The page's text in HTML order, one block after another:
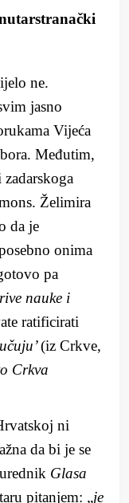
ne.
jasno
Vijeća
Međutim,
Želimira
da je
onima
pa
nauke i
ratificirati
(iz Crkve,
Crkva
ni
da bi je se
Glasa
pitanjem: „je